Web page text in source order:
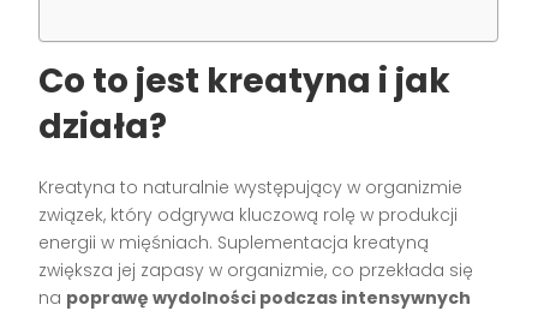
Co to jest kreatyna i jak
działa?
Kreatyna to naturalnie występujący w organizmie
związek, który odgrywa kluczową rolę w produkcji
energii w mięśniach. Suplementacja kreatyną
zwiększa jej zapasy w organizmie, co przekłada się
na poprawę wydolności podczas intensywnych